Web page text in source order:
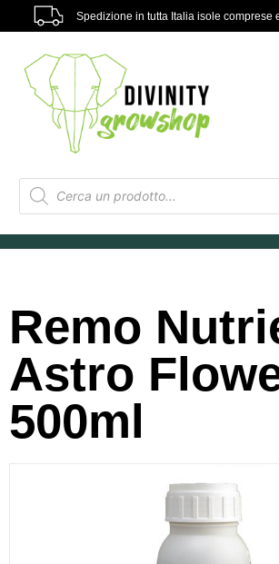
Spedizione in tutta Italia isole comprese
Remo
Astro
500ml